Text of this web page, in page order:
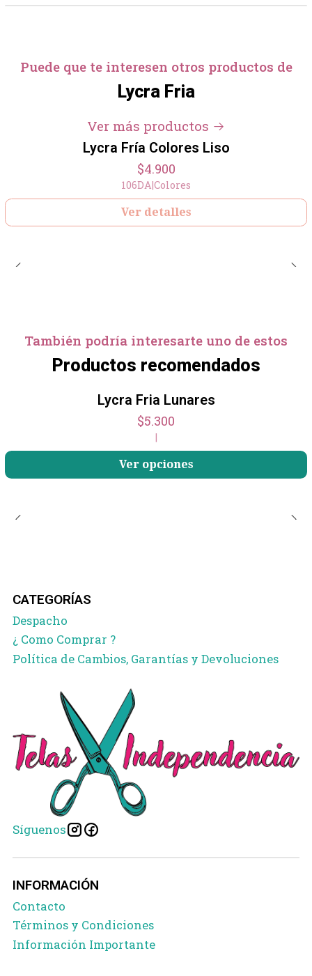
Puede que te interesen otros productos de
Lycra Fria
Ver más productos
+14
Lycra Fría Colores Liso
$4.900
106DA|Colores
Ver detalles
También podría interesarte uno de estos
Productos recomendados
Lycra Fria Lunares
$5.300
|
Ver opciones
CATEGORÍAS
Despacho
¿ Como Comprar ?
Política de Cambios, Garantías y Devoluciones
Síguenos
INFORMACIÓN
Contacto
Términos y Condiciones
Información Importante